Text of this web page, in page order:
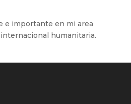
e importante en mi area
humanitaria.